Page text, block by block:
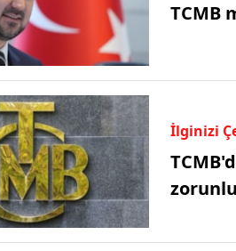
TCMB
İlginizi